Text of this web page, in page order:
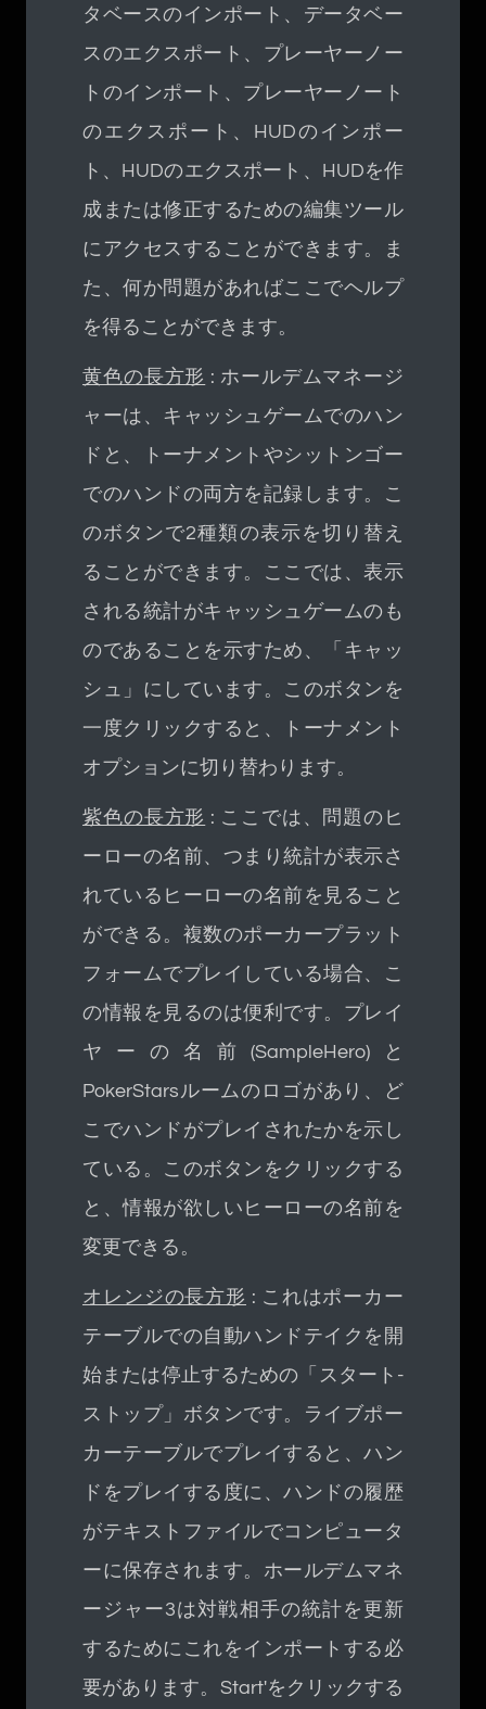
タベースのインポート、データベー
スのエクスポート、プレーヤーノー
トのインポート、プレーヤーノート
のエクスポート、HUDのインポー
ト、HUDのエクスポート、HUDを作
成または修正するための編集ツール
にアクセスすることができます。ま
た、何か問題があればここでヘルプ
を得ることができます。
黄色の長方形 : ホールデムマネージ
ャーは、キャッシュゲームでのハン
ドと、トーナメントやシットンゴー
でのハンドの両方を記録します。こ
のボタンで2種類の表示を切り替え
ることができます。ここでは、表示
される統計がキャッシュゲームのも
のであることを示すため、「キャッ
シュ」にしています。このボタンを
一度クリックすると、トーナメント
オプションに切り替わります。
紫色の長方形 : ここでは、問題のヒ
ーローの名前、つまり統計が表示さ
れているヒーローの名前を見ること
ができる。複数のポーカープラット
フォームでプレイしている場合、こ
の情報を見るのは便利です。プレイ
ヤーの名前(SampleHero)と
PokerStarsルームのロゴがあり、ど
こでハンドがプレイされたかを示し
ている。このボタンをクリックする
と、情報が欲しいヒーローの名前を
変更できる。
オレンジの長方形 : これはポーカー
テーブルでの自動ハンドテイクを開
始または停止するための「スタート-
ストップ」ボタンです。ライブポー
カーテーブルでプレイすると、ハン
ドをプレイする度に、ハンドの履歴
がテキストファイルでコンピュータ
ーに保存されます。ホールデムマネ
ージャー3は対戦相手の統計を更新
するためにこれをインポートする必
要があります。Start'をクリックする